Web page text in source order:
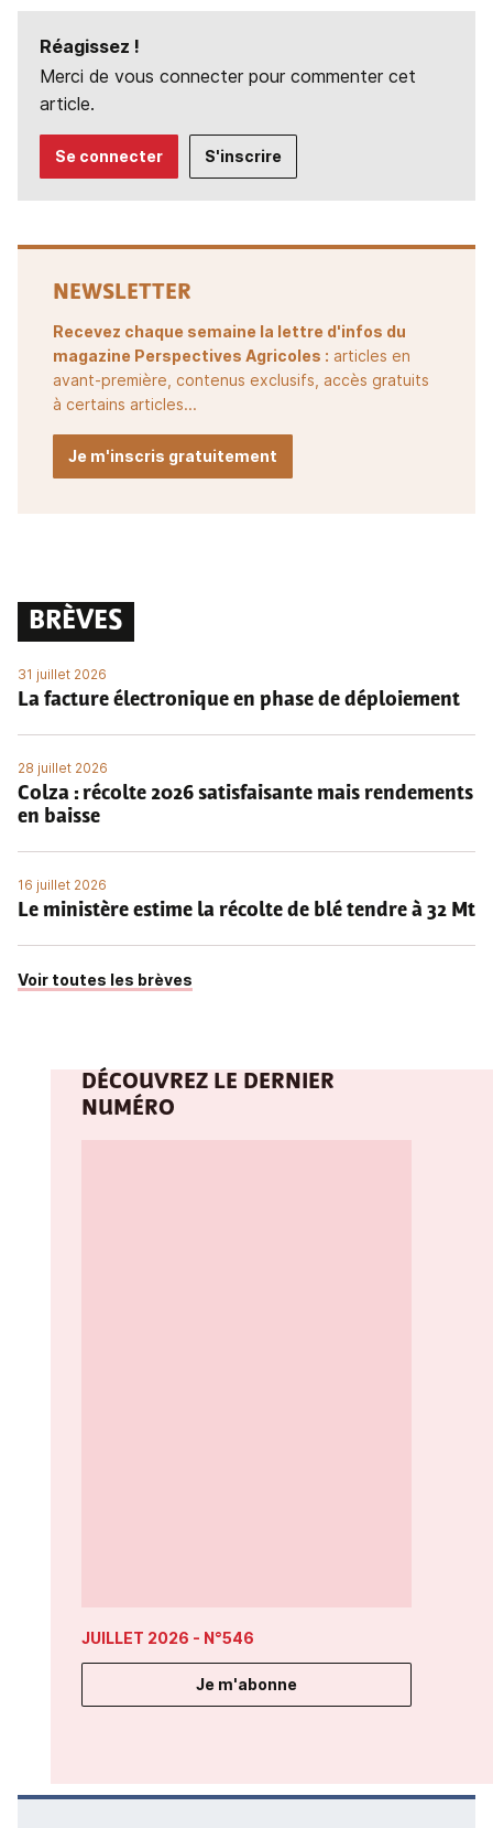
Réagissez !
Merci de vous connecter pour commenter cet
article.
Se connecter S'inscrire
NEWSLETTER
Recevez chaque semaine la lettre d'infos du
magazine Perspectives Agricoles : articles en
avant-première, contenus exclusifs, accès gratuits
à certains articles...
Je m'inscris gratuitement
BRÈVES
31 juillet 2026
La facture électronique en phase de déploiement
28 juillet 2026
Colza : récolte 2026 satisfaisante mais rendements
en baisse
16 juillet 2026
Le ministère estime la récolte de blé tendre à 32 Mt
Voir toutes les brèves
DÉCOUVREZ LE DERNIER
NUMÉRO
JUILLET 2026 - N°546
Je m'abonne